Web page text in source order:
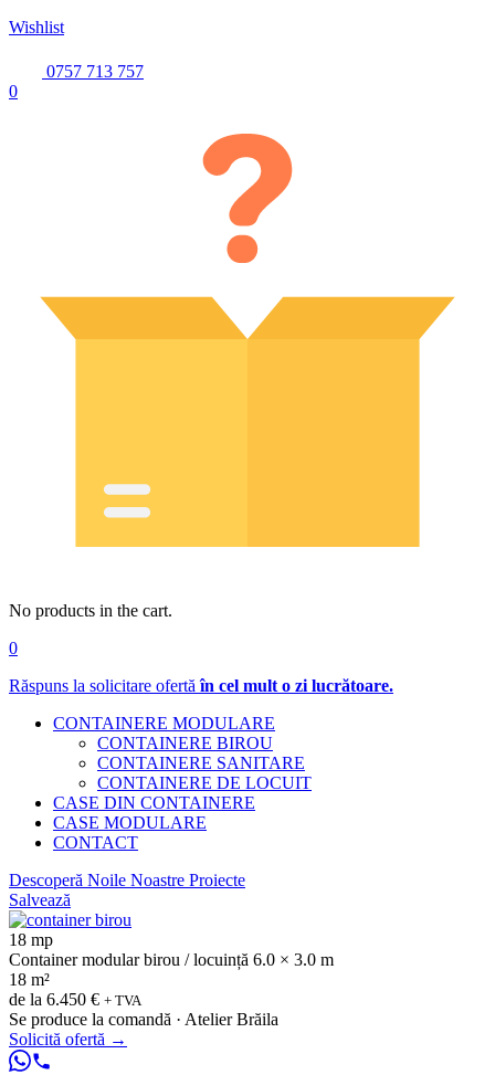
Wishlist
0757 713 757
0
No products in the cart.
0
Răspuns la solicitare ofertăîn cel mult o zi lucrătoare.
CONTAINERE MODULARE
CONTAINERE BIROU
CONTAINERE SANITARE
CONTAINERE DE LOCUIT
CASE DIN CONTAINERE
CASE MODULARE
CONTACT
Descoperă Noile Noastre Proiecte
Salvează
18 mp
Container modular birou / locuință 6.0 × 3.0 m
18 m²
de la 6.450 € + TVA
Se produce la comandă · Atelier Brăila
Solicită ofertă →